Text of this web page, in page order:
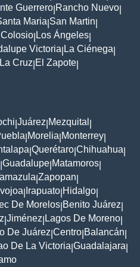
Guerrero Rancho Nuevo
Maria San Martin
Los Ángeles
Victoria La Ciénega
La Cruz El Zapote
Juárez Mezquital
Morelia Monterrey
Querétaro Chihuahua
Guadalupe Matamoros
Zapopan
Irapuato Hidalgo
De Morelos Benito Juárez
Jiménez Lagos De Moreno
De Juárez Centro Balancán
De La Victoria Guadalajara